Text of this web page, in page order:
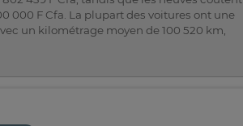
000 F Cfa. La plupart des voitures ont une
un kilométrage moyen de 100 520 km,